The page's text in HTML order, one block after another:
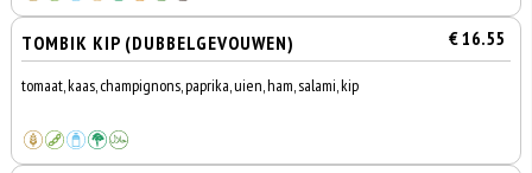
TOMBIK KIP (DUBBELGEVOUWEN) € 16.55
tomaat, kaas, champignons, paprika, uien, ham, salami, kip